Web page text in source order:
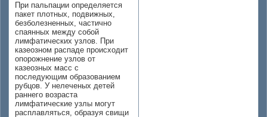
При пальпации определяется
пакет плотных, подвижных,
безболезненных, частично
спаянных между собой
лимфатических узлов. При
казеозном распаде происходит
опорожнение узлов от
казеозных масс с
последующим образованием
рубцов. У нелеченых детей
раннего возраста
лимфатические узлы могут
расплавляться, образуя свищи